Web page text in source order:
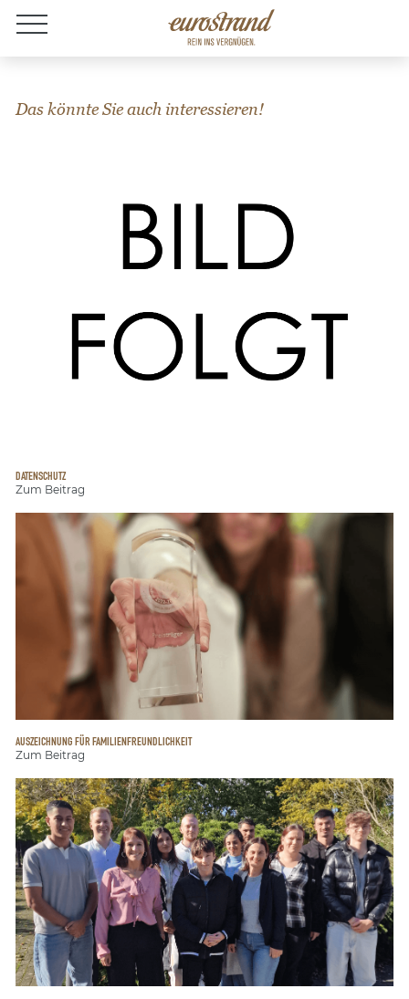
Jobs
Das könnte Sie auch interessieren!
DATENSCHUTZ
Zum Beitrag
AUSZEICHNUNG FÜR FAMILIENFREUNDLICHKEIT
Zum Beitrag